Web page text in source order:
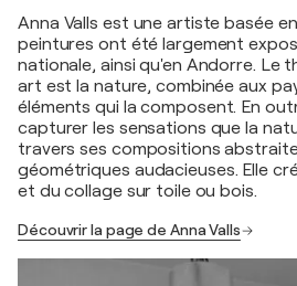
Anna Valls est une artiste basée
peintures ont été largement
nationale, ainsi qu'en Andorre. Le
art est la nature, combinée aux
éléments qui la composent. En
capturer les sensations que la
travers ses compositions
géométriques audacieuses. Elle
et du collage sur toile ou bois.
Découvrir la page de Anna Valls